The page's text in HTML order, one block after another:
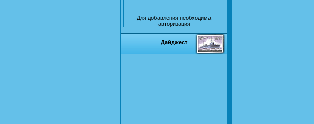
Для добавления необходима
авторизация
Дайджест